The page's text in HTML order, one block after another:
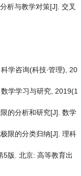
析与教学对策[J]. 交叉
学咨询(科技∙管理), 20
学学习与研究, 2019(1
的分析和研究[J]. 数学
限的分类归纳[J]. 理科
5版. 北京: 高等教育出